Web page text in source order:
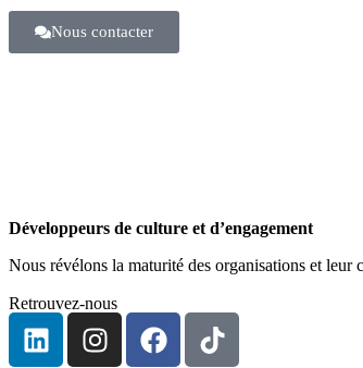
Nous contacter
Développeurs de culture et d’engagement
Nous révélons la maturité des organisations et leur
Retrouvez-nous